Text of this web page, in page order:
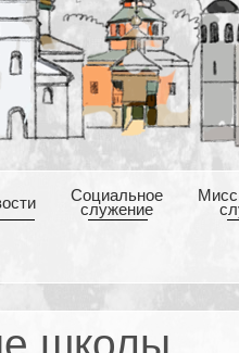
Cоциальное
служение